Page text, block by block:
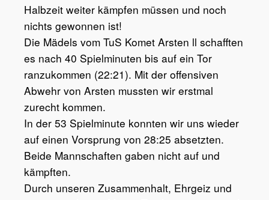
Halbzeit weiter kämpfen müssen und noch
nichts gewonnen ist!
Die Mädels vom TuS Komet Arsten ll schafften
es nach 40 Spielminuten bis auf ein Tor
ranzukommen (22:21). Mit der offensiven
Abwehr von Arsten mussten wir erstmal
zurecht kommen.
In der 53 Spielminute konnten wir uns wieder
auf einen Vorsprung von 28:25 absetzten.
Beide Mannschaften gaben nicht auf und
kämpften.
Durch unseren Zusammenhalt, Ehrgeiz und